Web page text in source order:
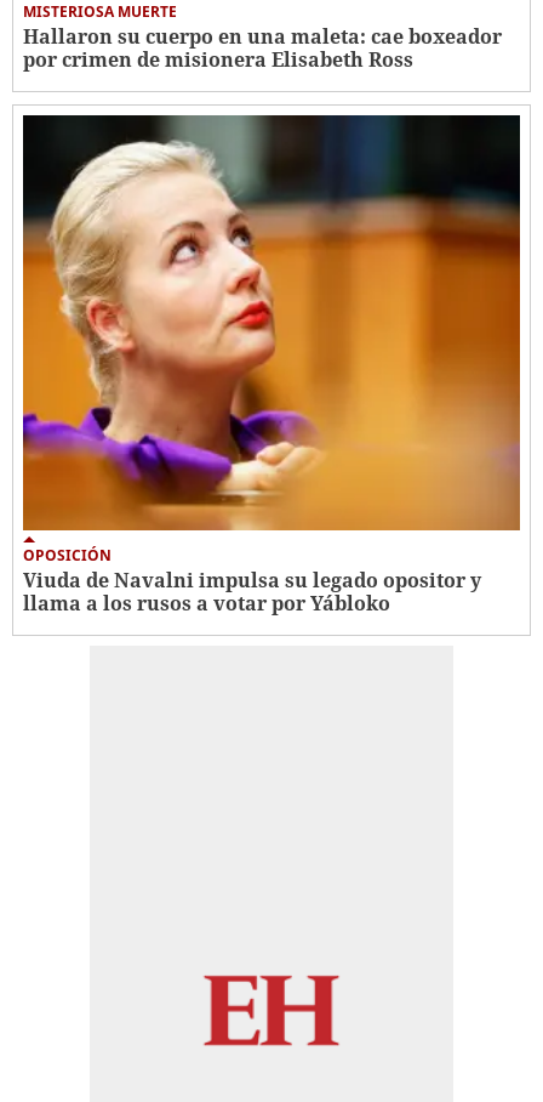
MISTERIOSA MUERTE
Hallaron su cuerpo en una maleta: cae boxeador
por crimen de misionera Elisabeth Ross
OPOSICIÓN
Viuda de Navalni impulsa su legado opositor y
llama a los rusos a votar por Yábloko